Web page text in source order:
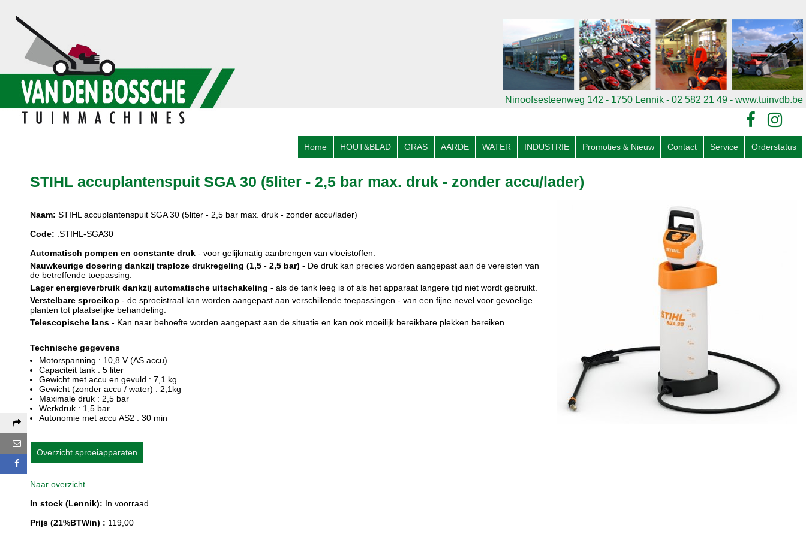
Ninoofsesteenweg 142 - 1750 Lennik - 02 582 21 49 - www.tuinvdb.be
Home HOUT&BLAD GRAS AARDE WATER INDUSTRIE Promoties & Nieuw Contact Service Orderstatus
STIHL accuplantenspuit SGA 30 (5liter - 2,5 bar max. druk - zonder accu/lader)
Naam: STIHL accuplantenspuit SGA 30 (5liter - 2,5 bar max. druk - zonder accu/lader)
Code: .STIHL-SGA30
Automatisch pompen en constante druk - voor gelijkmatig aanbrengen van vloeistoffen.
Nauwkeurige dosering dankzij traploze drukregeling (1,5 - 2,5 bar) - De druk kan precies worden aangepast aan de vereisten van
de betreffende toepassing.
Lager energieverbruik dankzij automatische uitschakeling - als de tank leeg is of als het apparaat langere tijd niet wordt gebruikt.
Verstelbare sproeikop - de sproeistraal kan worden aangepast aan verschillende toepassingen - van een fijne nevel voor gevoelige
planten tot plaatselijke behandeling.
Telescopische lans - Kan naar behoefte worden aangepast aan de situatie en kan ook moeilijk bereikbare plekken bereiken.
Technische gegevens
Motorspanning : 10,8 V (AS accu)
Capaciteit tank : 5 liter
Gewicht met accu en gevuld : 7,1 kg
Gewicht (zonder accu / water) : 2,1kg
Maximale druk : 2,5 bar
Werkdruk : 1,5 bar
Autonomie met accu AS2 : 30 min
Overzicht sproeiapparaten
Naar overzicht
In stock (Lennik): In voorraad
Prijs (21%BTWin) : 119,00
Deel deze pagina via:
E-mail
Facebook